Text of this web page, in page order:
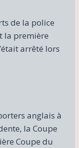
de la police
la première
arrêté lors
anglais à
la Coupe
Coupe du